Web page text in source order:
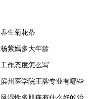
养生菊花茶
杨紫嫣多大年龄
工作态度怎么写
滨州医学院王牌专业有哪些